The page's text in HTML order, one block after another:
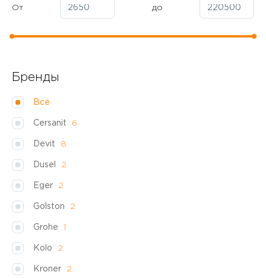
От до
Бренды
Все
Cersanit 6
Devit 8
Dusel 2
Eger 2
Golston 2
Grohe 1
Kolo 2
Kroner 2